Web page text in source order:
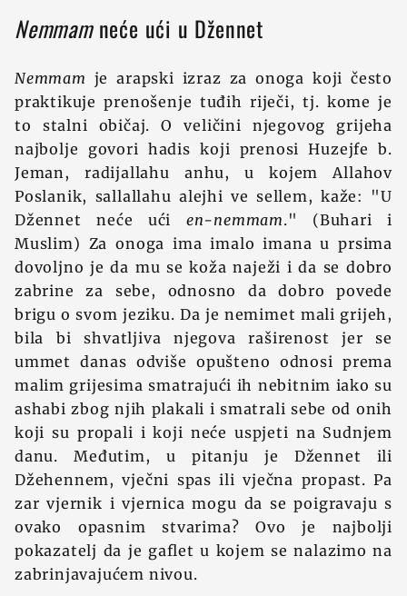
Nemmamneće ući u Džennet
Nemmam je arapski izraz za onoga koji često
praktikuje prenošenje tuđih riječi, tj. kome je
to stalni običaj. O veličini njegovog grijeha
najbolje govori hadis koji prenosi Huzejfe b.
Jeman, radijallahu anhu, u kojem Allahov
Poslanik, sallallahu alejhi ve sellem, kaže: "U
Džennet neće ući en-nemmam." (Buhari i
Muslim) Za onoga ima imalo imana u prsima
dovoljno je da mu se koža naježi i da se dobro
zabrine za sebe, odnosno da dobro povede
brigu o svom jeziku. Da je nemimet mali grijeh,
bila bi shvatljiva njegova raširenost jer se
ummet danas odviše opušteno odnosi prema
malim grijesima smatrajući ih nebitnim iako su
ashabi zbog njih plakali i smatrali sebe od onih
koji su propali i koji neće uspjeti na Sudnjem
danu. Međutim, u pitanju je Džennet ili
Džehennem, vječni spas ili vječna propast. Pa
zar vjernik i vjernica mogu da se poigravaju s
ovako opasnim stvarima? Ovo je najbolji
pokazatelj da je gaflet u kojem se nalazimo na
zabrinjavajućem nivou.